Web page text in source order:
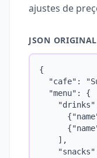
ajustes de
JSON ORIGINAL
{
"cafe":
  "menu": {
    ],